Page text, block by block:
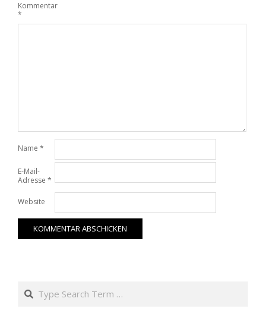
Kommentar
*
Name *
E-Mail-
Adresse *
Website
Search